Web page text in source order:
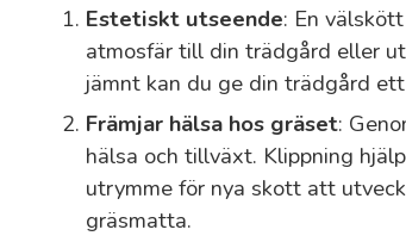
Estetiskt utseende: En
atmosfär till din trädgård eller
jämnt kan du ge din trädgård
Främjar hälsa hos gräset:
hälsa och tillväxt. Klippning
utrymme för nya skott att
gräsmatta.